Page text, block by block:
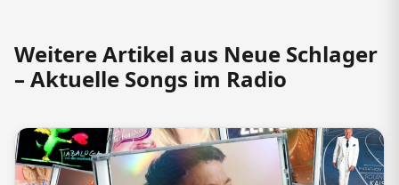
Weitere Artikel aus Neue Schlager
– Aktuelle Songs im Radio